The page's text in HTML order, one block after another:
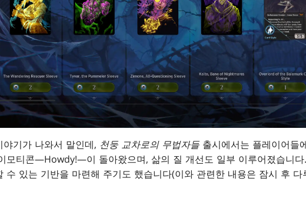
기가 나와서 말인데, 천둥 교차로의 무법자들 출시에서는 플레이어들
모티콘—Howdy!—이 돌아왔으며, 삶의 질 개선도 일부 이루어졌습니
수 있는 기반을 마련해 주기도 했습니다(이와 관련한 내용은 잠시 후 다